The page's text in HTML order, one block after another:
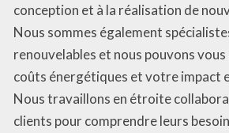
conception et à la réalisation de
Nous sommes également
renouvelables et nous pouvons
coûts énergétiques et votre impact
Nous travaillons en étroite
clients pour comprendre leurs